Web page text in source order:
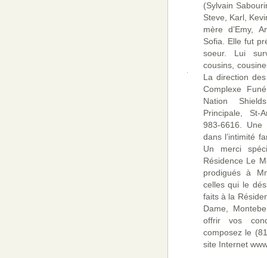
(Sylvain
Steve, Karl,
mère d’Emy,
Sofia. Elle fut
soeur. Lui
cousins,
La direction
Complexe
Nation
Principale, St-
983-6616.
dans l’intimité
Un merci
Résidence Le
prodigués à
celles qui le
faits à la
Dame,
offrir vos
composez le
site Internet